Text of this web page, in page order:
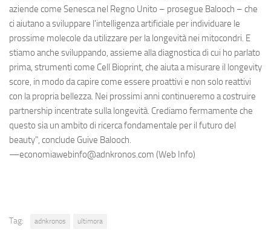
aziende come Senesca nel Regno Unito – prosegue Balooch – che
ci aiutano a sviluppare l'intelligenza artificiale per individuare le
prossime molecole da utilizzare per la longevità nei mitocondri. E
stiamo anche sviluppando, assieme alla diagnostica di cui ho parlato
prima, strumenti come Cell Bioprint, che aiuta a misurare il longevity
score, in modo da capire come essere proattivi e non solo reattivi
con la propria bellezza. Nei prossimi anni continueremo a costruire
partnership incentrate sulla longevità. Crediamo fermamente che
questo sia un ambito di ricerca fondamentale per il futuro del
beauty", conclude Guive Balooch.
—economiawebinfo@adnkronos.com (Web Info)
Tag: adnkronos ultimora